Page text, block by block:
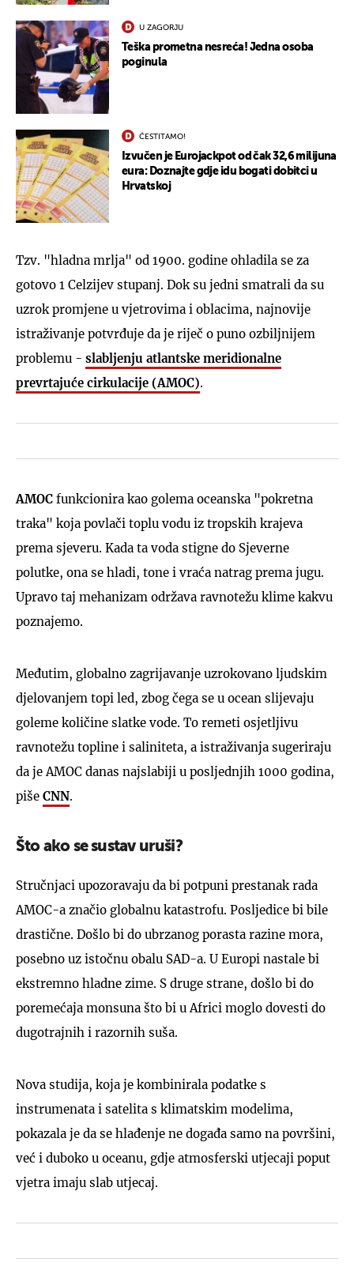
U ZAGORJU
Teška prometna nesreća! Jedna osoba
poginula
ČESTITAMO!
Izvučen je Eurojackpot od čak 32,6 milijuna
eura: Doznajte gdje idu bogati dobitci u
Hrvatskoj
Tzv. "hladna mrlja" od 1900. godine ohladila se za
gotovo 1 Celzijev stupanj. Dok su jedni smatrali da su
uzrok promjene u vjetrovima i oblacima, najnovije
istraživanje potvrđuje da je riječ o puno ozbiljnijem
problemu - slabljenju atlantske meridionalne
prevrtajuće cirkulacije (AMOC).
AMOC funkcionira kao golema oceanska "pokretna
traka" koja povlači toplu vodu iz tropskih krajeva
prema sjeveru. Kada ta voda stigne do Sjeverne
polutke, ona se hladi, tone i vraća natrag prema jugu.
Upravo taj mehanizam održava ravnotežu klime kakvu
poznajemo.
Međutim, globalno zagrijavanje uzrokovano ljudskim
djelovanjem topi led, zbog čega se u ocean slijevaju
goleme količine slatke vode. To remeti osjetljivu
ravnotežu topline i saliniteta, a istraživanja sugeriraju
da je AMOC danas najslabiji u posljednjih 1000 godina,
piše CNN.
Što ako se sustav uruši?
Stručnjaci upozoravaju da bi potpuni prestanak rada
AMOC-a značio globalnu katastrofu. Posljedice bi bile
drastične. Došlo bi do ubrzanog porasta razine mora,
posebno uz istočnu obalu SAD-a. U Europi nastale bi
ekstremno hladne zime. S druge strane, došlo bi do
poremećaja monsuna što bi u Africi moglo dovesti do
dugotrajnih i razornih suša.
Nova studija, koja je kombinirala podatke s
instrumenata i satelita s klimatskim modelima,
pokazala je da se hlađenje ne događa samo na površini,
već i duboko u oceanu, gdje atmosferski utjecaji poput
vjetra imaju slab utjecaj.